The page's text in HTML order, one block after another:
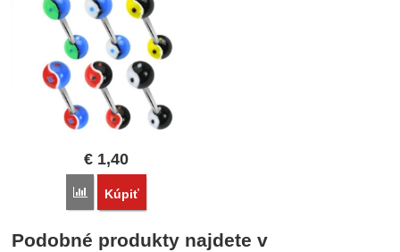
€ 1,40
Porovnať
Kúpiť
Podobné produkty najdete v